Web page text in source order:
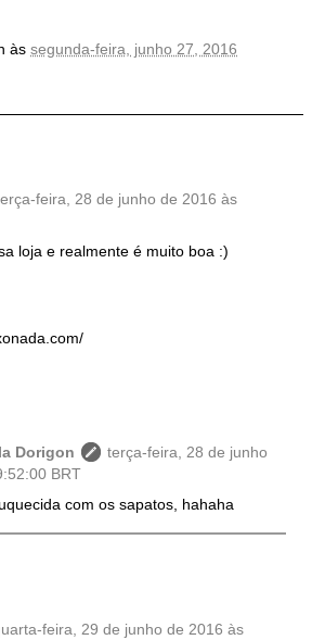
às segunda-feira, junho 27, 2016
feira, 28 de junho de 2016 às
loja e realmente é muito boa :)
Dorigon
terça-feira, 28 de junho
BRT
com os sapatos, hahaha
feira, 29 de junho de 2016 às